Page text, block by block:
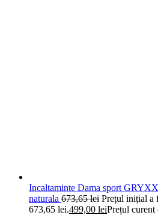
Incaltaminte Dama sport
naturala 673,65lei Prețul inițial a
673,65 lei.499,00 leiPrețul curent